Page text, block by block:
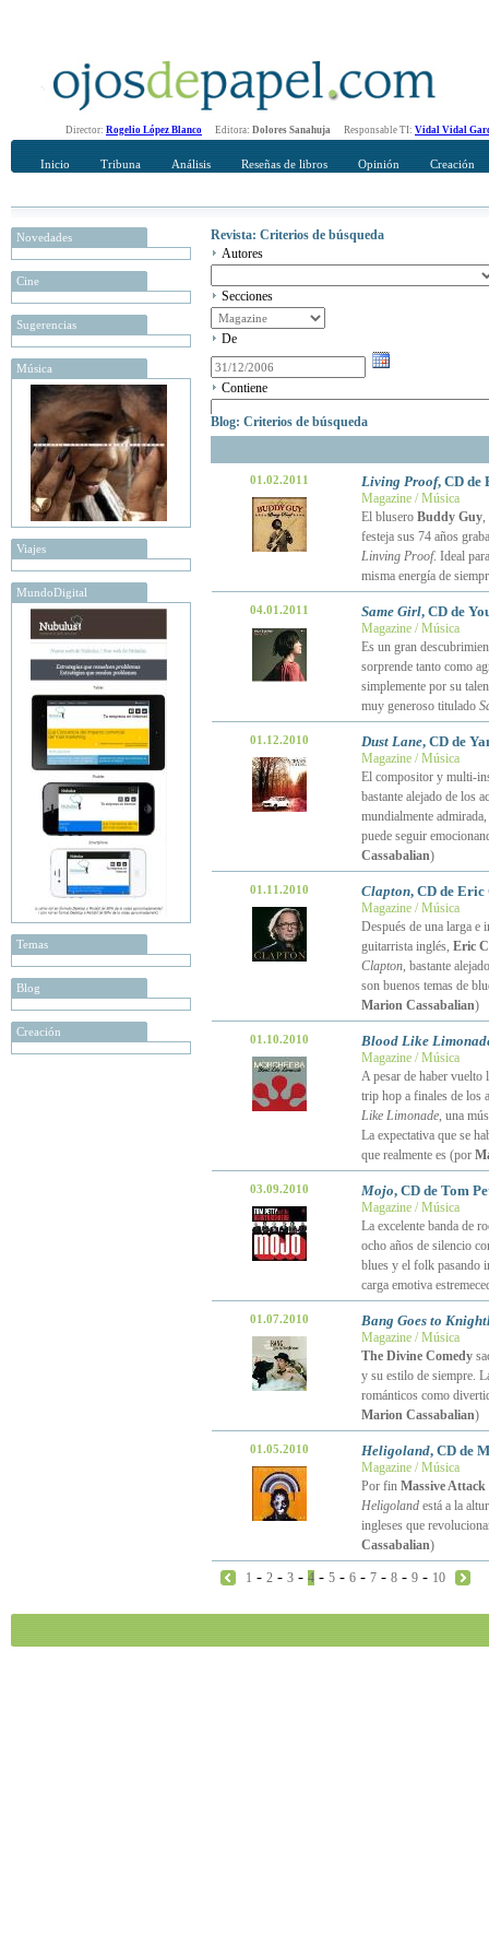
Director: Rogelio López Blanco Editora: Dolores Sanahuja Responsable TI: Vidal Vidal
Inicio Tribuna Análisis Reseñas de libros Opinión Creación
Novedades
Cine
Sugerencias
Música
Viajes
MundoDigital
Temas
Blog
Creación
Revista: Criterios de búsqueda
Autores
Secciones
De
Contiene
Blog: Criterios de búsqueda
01.02.2011 Living Proof, CD de
Magazine / Música
El blusero Buddy Guy,
festeja sus 74 años
Linving Proof. Ideal
misma energía de
04.01.2011 Same Girl, CD de
Magazine / Música
Es un gran
sorprende tanto como
simplemente por su
muy generoso titulado
01.12.2010 Dust Lane, CD de
Magazine / Música
El compositor y multi-
bastante alejado de los
mundialmente admirada,
puede seguir
Cassabalian)
01.11.2010 Clapton, CD de Eric
Magazine / Música
Después de una larga e
guitarrista inglés, Eric
Clapton, bastante
son buenos temas de
Marion Cassabalian)
01.10.2010 Blood Like
Magazine / Música
A pesar de haber vuelto
trip hop a finales de los
Like Limonade, una
La expectativa que se
que realmente es (por
03.09.2010 Mojo, CD de Tom
Magazine / Música
La excelente banda de
ocho años de silencio
blues y el folk pasando
carga emotiva
01.07.2010 Bang Goes to
Magazine / Música
The Divine Comedy
y su estilo de siempre.
románticos como
Marion Cassabalian)
01.05.2010 Heligoland, CD de
Magazine / Música
Por fin Massive Attack
Heligolandestá a la
ingleses que
Cassabalian)
1 - 2 - 3 - 4 - 5 - 6 - 7 - 8 - 9 - 10